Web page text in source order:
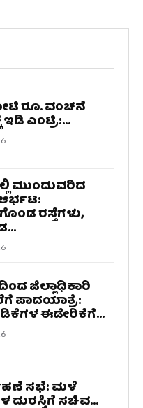
ರೂ. ವಂಚನೆ
ಇಡಿ ಎಂಟ್ರಿ:...
ಮುಂದುವರಿದ
ರಸ್ತೆಗಳು,
ಜಿಲ್ಲಾಧಿಕಾರಿ
ಪಾದಯಾತ್ರೆ:
ಈಡೇರಿಕೆಗೆ...
ಸಭೆ: ಮಳೆ
ದುರಸ್ತಿಗೆ ಸಚಿವ...